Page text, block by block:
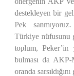
destekleyen bir
Pek
Türkiye nüfusunu
toplum, Peker’in
bulması da
oranda